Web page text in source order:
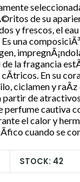
de su
y frescos, el
una
la fragancia
En su
ciclamen y
partir de
cautiva
el calor y
cuando se
STOCK: 42